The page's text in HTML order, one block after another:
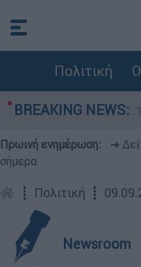
Πολιτική
BREAKING NEWS:
«Στέρεψε» η
Πρωινή ενημέρωση: ➔
σήμερα
┋ Πολιτική ┋
Newsroom